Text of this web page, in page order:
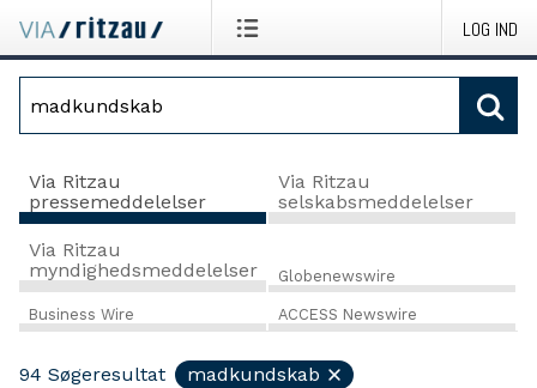
LOG IND
Via Ritzau
pressemeddelelser
Via Ritzau
selskabsmeddelelser
Via Ritzau
myndighedsmeddelelser
Globenewswire
Business Wire ACCESS Newswire
94 Søgeresultat madkundskab